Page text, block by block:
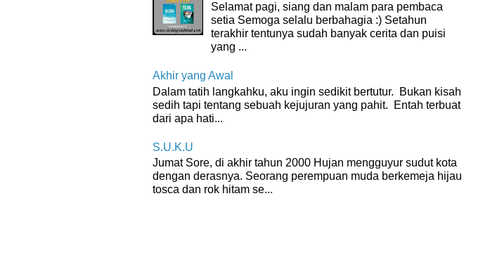
Selamat pagi, siang dan malam para pembaca
setia Semoga selalu berbahagia :) Setahun
terakhir tentunya sudah banyak cerita dan puisi
yang ...
Akhir yang Awal
Dalam tatih langkahku, aku ingin sedikit bertutur. Bukan kisah
sedih tapi tentang sebuah kejujuran yang pahit. Entah terbuat
dari apa hati...
S.U.K.U
Jumat Sore, di akhir tahun 2000 Hujan mengguyur sudut kota
dengan derasnya. Seorang perempuan muda berkemeja hijau
tosca dan rok hitam se...